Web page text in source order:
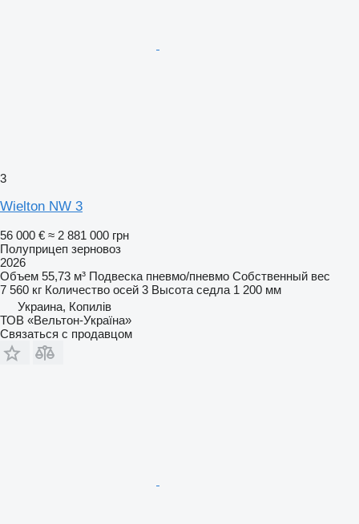
3
Wielton NW 3
56 000 € ≈ 2 881 000 грн
Полуприцеп зерновоз
2026
Объем 55,73 м³ Подвеска пневмо/пневмо Собственный вес
7 560 кг Количество осей 3 Высота седла 1 200 мм
Украина, Копилів
ТОВ «Вельтон-Україна»
Связаться с продавцом